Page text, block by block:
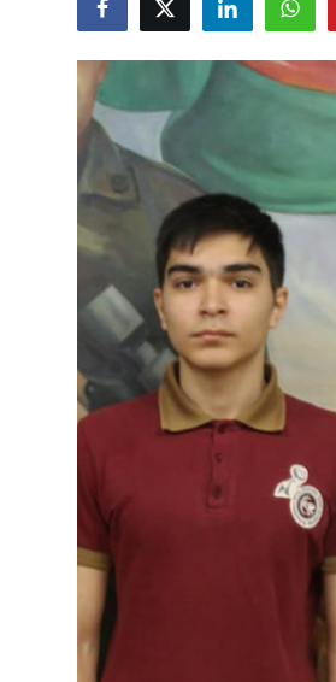
Müsahibə
Elm və innovasiya
Reportaj
Pedaqogika
Regionlar
Qəzetin PDF arxivi
İctimai şura